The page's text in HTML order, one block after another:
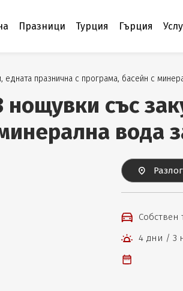
Празници Турция Гърция
празнична с програма, басейн с
със
вода
Собствен
4 дни / 3